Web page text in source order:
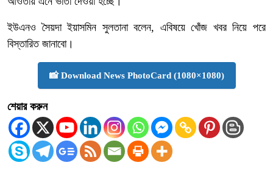
ইউএনও সৈয়দা ইয়াসমিন সুলতানা বলেন, এবিষয়ে খোঁজ খবর নিয়ে পরে
বিস্তারিত জানাবো।
📸 Download News PhotoCard (1080×1080)
শেয়ার করুন